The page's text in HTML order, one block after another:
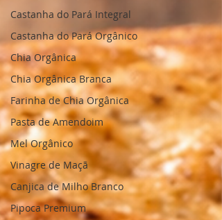
Castanha do Pará Integral
Castanha do Pará Orgânico
Chia Orgânica
Chia Orgânica Branca
Farinha de Chia Orgânica
Pasta de Amendoim
Mel Orgânico
Vinagre de Maçã
Canjica de Milho Branco
Pipoca Premium